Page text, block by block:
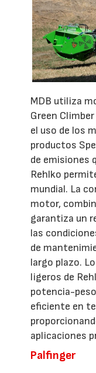
MDB utiliza
Green
el uso de los
productos
de emisiones
Rehlko
mundial. La
motor,
garantiza un
las
de
largo plazo.
ligeros de
potencia-
eficiente en
aplicaciones
Palfinger